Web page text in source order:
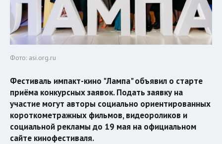
Фото: asi.org.ru
Фестиваль импакт-кино "Лампа" объявил о старте
приёма конкурсных заявок. Подать заявку на
участие могут авторы социально ориентированных
короткометражных фильмов, видеороликов и
социальной рекламы до 19 мая на официальном
сайте кинофестиваля.